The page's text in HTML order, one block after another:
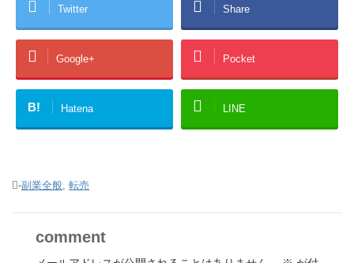
Twitter Share
Google+ Pocket
B! Hatena LINE
-副業全般, 転売
comment